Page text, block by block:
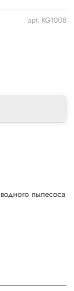
арт. KG1008
пылесоса